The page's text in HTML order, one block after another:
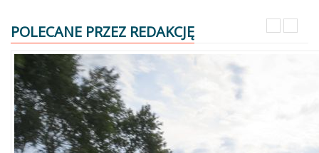
POLECANE PRZEZ REDAKCJĘ